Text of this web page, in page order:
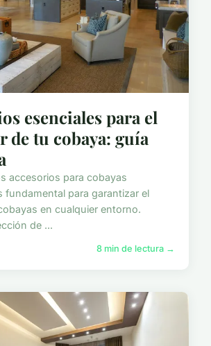
esenciales para el
de tu cobaya: guía
accesorios para cobayas
fundamental para garantizar el
en cualquier entorno.
de ...
8 min de lectura →